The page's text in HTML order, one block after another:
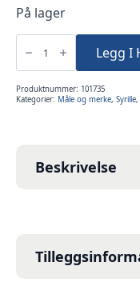
På lager
Syriller
modell
Osborne
enkelt
å
justere
Legg I
Produktnummer: 101735
Kategorier: Måle og merke, Syrille,
Beskrivelse